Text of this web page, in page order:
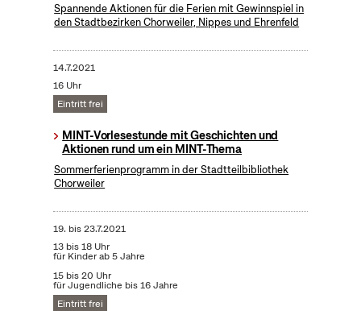
Spannende Aktionen für die Ferien mit Gewinnspiel in
den Stadtbezirken Chorweiler, Nippes und Ehrenfeld
14.7.2021
16 Uhr
Eintritt frei
MINT-Vorlesestunde mit Geschichten und
Aktionen rund um ein MINT-Thema
Sommerferienprogramm in der Stadtteilbibliothek
Chorweiler
19. bis23.7.2021
13 bis 18 Uhr
für Kinder ab 5 Jahre
15 bis 20 Uhr
für Jugendliche bis 16 Jahre
Eintritt frei